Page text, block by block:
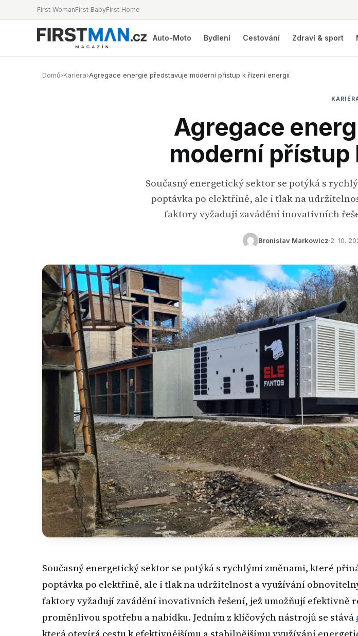
First WomanFirst BabyFirst Home
Auto-Moto Bydlení Cestování Zdraví & sport
Domů›Kariéra›Agregace energie představuje moderní přístup k řízení energií
Agregace
moderní
Současný energetický sektor se potýká s
poptávka po elektřině, ale i tlak na
faktory vyžadují zavádění inovativních
Bronislav Markowicz 2. 10.
Současný energetický sektor se potýká s rychlými změnami, které
poptávka po elektřině, ale i tlak na udržitelnost a využívání
faktory vyžadují zavádění inovativních řešení, jež umožňují efektivně
proměnlivou spotřebu a nabídku. Jedním z klíčových nástrojů se stává